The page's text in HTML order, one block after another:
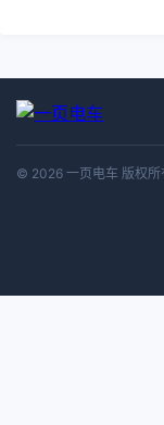
© 2026 一页电车 版权所